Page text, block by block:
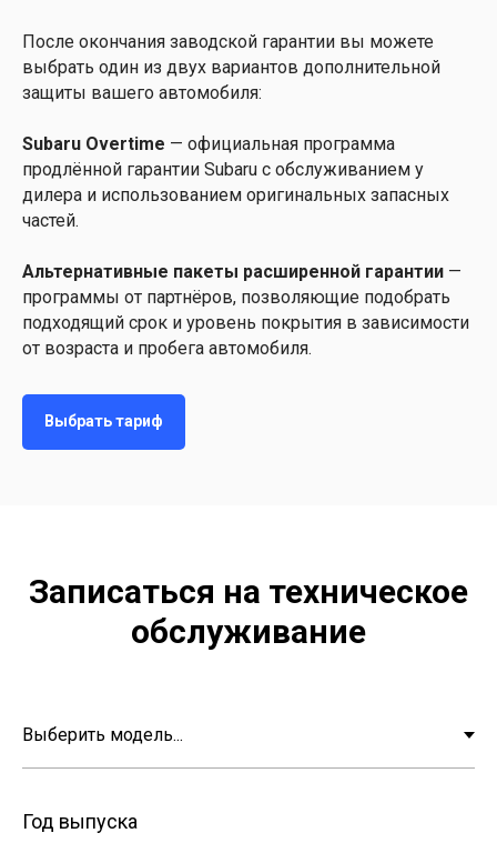
После окончания заводской гарантии вы можете
выбрать один из двух вариантов дополнительной
защиты вашего автомобиля:
Subaru Overtime — официальная программа
продлённой гарантии Subaru с обслуживанием у
дилера и использованием оригинальных запасных
частей.
Альтернативные пакеты расширенной гарантии —
программы от партнёров, позволяющие подобрать
подходящий срок и уровень покрытия в зависимости
от возраста и пробега автомобиля.
Выбрать тариф
Записаться на техническое
обслуживание
Год выпуска